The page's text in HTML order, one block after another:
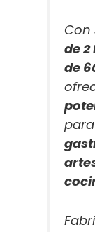
de 2
de